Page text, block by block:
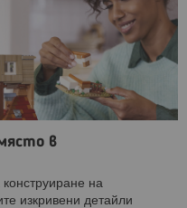
в
на
изкривени детайли